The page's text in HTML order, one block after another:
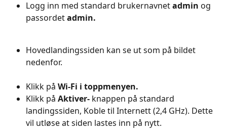
Logg inn med standard brukernavnet admin og
passordet admin.
Hovedlandingssiden kan se ut som på bildet
nedenfor.
Klikk på Wi-Fi i toppmenyen.
Klikk på Aktiver- knappen på standard
landingssiden, Koble til Internett (2,4 GHz). Dette
vil utløse at siden lastes inn på nytt.